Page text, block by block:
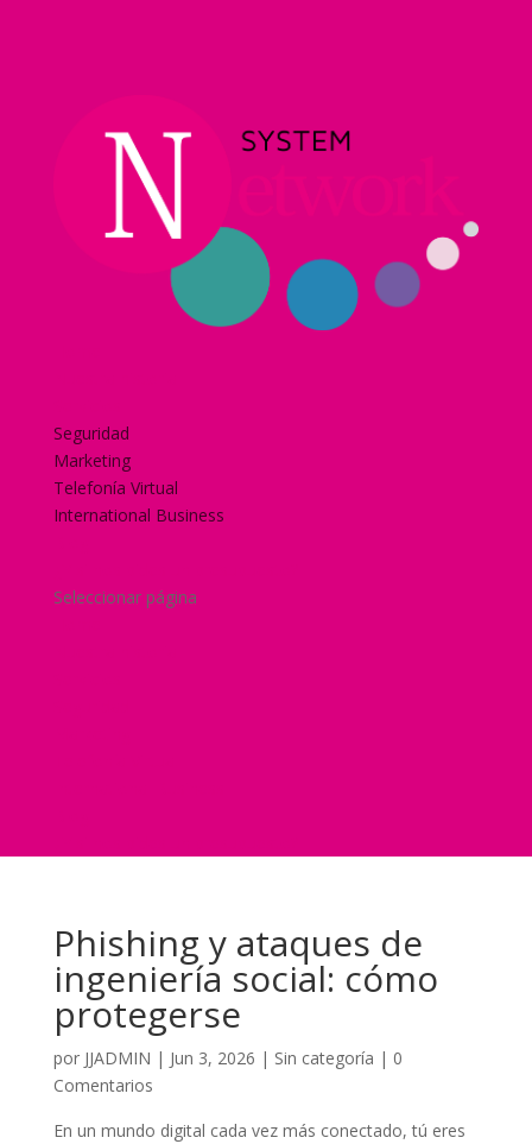
Seguridad
Marketing
Telefonía Virtual
International Business
Seleccionar página
Phishing y ataques de
ingeniería social: cómo
protegerse
por JJADMIN | Jun 3, 2026 | Sin categoría | 0
Comentarios
En un mundo digital cada vez más conectado, tú eres